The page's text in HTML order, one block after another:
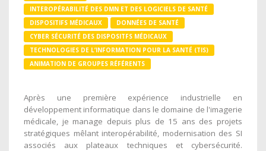
INTEROPÉRABILITÉ DES DMN ET DES LOGICIELS DE SANTÉ
DISPOSITIFS MÉDICAUX
DONNÉES DE SANTÉ
CYBER SÉCURITÉ DES DISPOSITFS MÉDICAUX
TECHNOLOGIES DE L’INFORMATION POUR LA SANTÉ (TIS)
ANIMATION DE GROUPES RÉFÉRENTS
Après une première expérience industrielle en
développement informatique dans le domaine de l'imagerie
médicale, je manage depuis plus de 15 ans des projets
stratégiques mêlant interopérabilité, modernisation des SI
associés aux plateaux techniques et cybersécurité.